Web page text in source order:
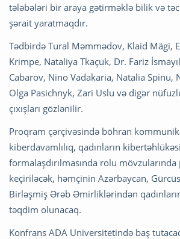
tələbələri bir araya gətirməklə bilik və
şərait yaratmaqdır.
Tədbirdə Tural Məmmədov, Klaid Mägi,
Krimpe, Nataliya Tkaçuk, Dr. Fariz
Cabarov, Nino Vadakaria, Natalia Spinu,
Olga Pasichnyk, Zari Uslu və digər
çıxışları gözlənilir.
Proqram çərçivəsində böhran
kiberdavamlılıq, qadınların
formalaşdırılmasında rolu
keçiriləcək, həmçinin Azərbaycan,
Birləşmiş Ərəb Əmirliklərindən
təqdim olunacaq.
Konfrans ADA Universitetində baş